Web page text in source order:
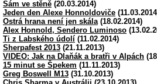
Sám ve stěně (20.03.2014)
Jeden den Alexe Honnoldoviče
Ostrá hrana není jen skála (18.02.2014)
Alex Honnold, Sendero Luminoso
Ti z Labského údolí (11.02.2014)
Sherpafest 2013 (21.11.2013)
VIDEO: Jak na Dlaňák a bratři v Alpách
15 minut se Špekem (11.11.2013)
Greg Boswell M13 (31.10.2013)